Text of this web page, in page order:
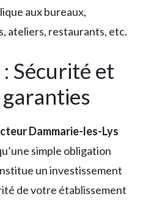
aux bureaux,
ateliers, restaurants, etc.
Sécurité et
Dammarie-les-Lys
simple obligation
un investissement
de votre établissement